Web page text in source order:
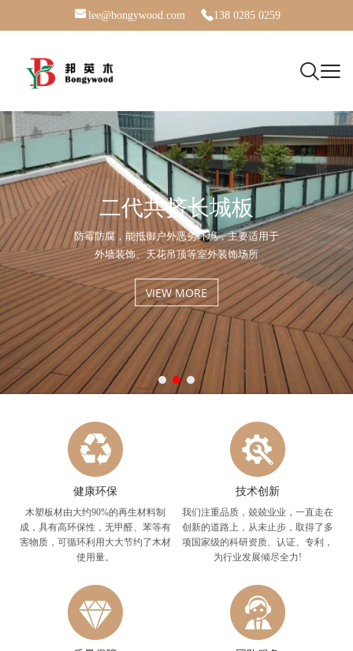
lee@bongywood.com 138 0285 0259
塑木复合地板
二代共挤长城板
防霉防腐，能抵御户外恶劣环境，主要适用于
外墙装饰、天花吊顶等室外装饰场所
VIEW MORE
铝合金塑木围栏
防水防潮，不易褪色，无需刷漆保养，广泛应用于
庭院、花园、阳台等场所
VIEW MORE
健康环保
木塑板材由大约90%的再生材料制
成，具有高环保性，无甲醛、苯等有
害物质，可循环利用大大节约了木材
使用量。
技术创新
我们注重品质，兢兢业业，一直走在
创新的道路上，从未止步，取得了多
项国家级的科研资质、认证、专利，
为行业发展倾尽全力!